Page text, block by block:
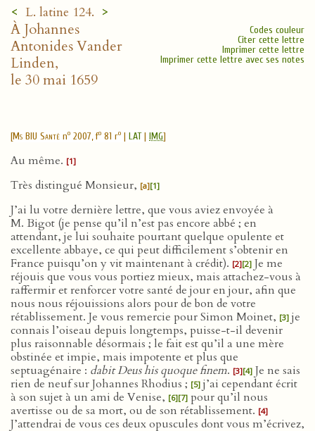
< L. latine 124. >
À Johannes
Antonides Vander
Linden,
le 30 mai 1659
Codes couleur
Citer cette lettre
Imprimer cette lettre
Imprimer cette lettre avec ses notes
[Ms BIU Santé no 2007, fo 81 ro | LAT| IMG]
Au même. [1]
Très distingué Monsieur, [a][1]
J’ai lu votre dernière lettre, que vous aviez envoyée à
M. Bigot (je pense qu’il n’est pas encore abbé ; en
attendant, je lui souhaite pourtant quelque opulente et
excellente abbaye, ce qui peut difficilement s’obtenir en
France puisqu’on y vit maintenant à crédit). [2][2] Je me
réjouis que vous vous portiez mieux, mais attachez-vous à
raffermir et renforcer votre santé de jour en jour, afin que
nous nous réjouissions alors pour de bon de votre
rétablissement. Je vous remercie pour Simon Moinet, [3] je
connais l’oiseau depuis longtemps, puisse-t-il devenir
plus raisonnable désormais ; le fait est qu’il a une mère
obstinée et impie, mais impotente et plus que
septuagénaire : dabit Deus his quoque finem. [3][4] Je ne sais
rien de neuf sur Johannes Rhodius ; [5] j’ai cependant écrit
à son sujet à un ami de Venise, [6][7] pour qu’il nous
avertisse ou de sa mort, ou de son rétablissement. [4]
J’attendrai de vous ces deux opuscules dont vous m’écrivez,